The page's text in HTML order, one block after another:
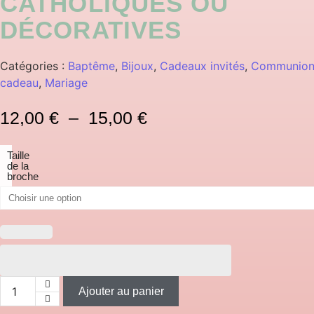
DÉCORATIVES
Catégories : Baptême, Bijoux, Cadeaux invités, Communion
cadeau, Mariage
12,00 € – 15,00 €Plage de prix : 12,00
Taille
de la
broche
quantité de Broches personnalisées – Catholiques ou
Ajouter au panier